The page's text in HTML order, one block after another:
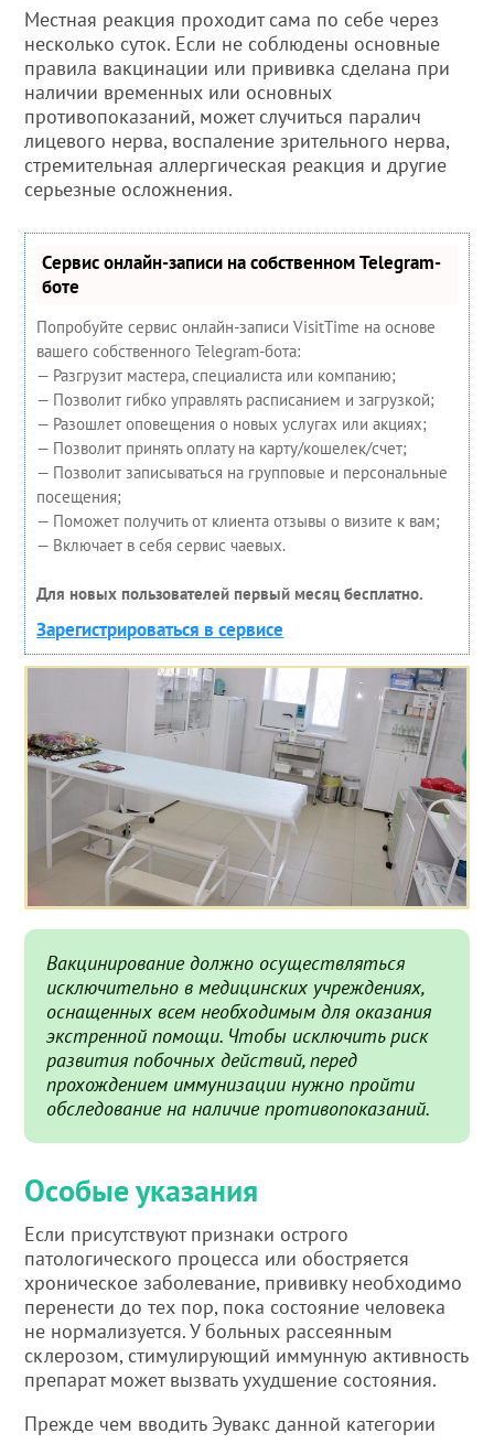
Местная реакция проходит сама по себе через
несколько суток. Если не соблюдены основные
правила вакцинации или прививка сделана при
наличии временных или основных
противопоказаний, может случиться паралич
лицевого нерва, воспаление зрительного нерва,
стремительная аллергическая реакция и другие
серьезные осложнения.
Сервис онлайн-записи на собственном Telegram-
боте
Попробуйте сервис онлайн-записи VisitTime на основе
вашего собственного Telegram-бота:
— Разгрузит мастера, специалиста или компанию;
— Позволит гибко управлять расписанием и загрузкой;
— Разошлет оповещения о новых услугах или акциях;
— Позволит принять оплату на карту/кошелек/счет;
— Позволит записываться на групповые и персональные
посещения;
— Поможет получить от клиента отзывы о визите к вам;
— Включает в себя сервис чаевых.
Для новых пользователей первый месяц бесплатно.
Зарегистрироваться в сервисе
Вакцинирование должно осуществляться
исключительно в медицинских учреждениях,
оснащенных всем необходимым для оказания
экстренной помощи. Чтобы исключить риск
развития побочных действий, перед
прохождением иммунизации нужно пройти
обследование на наличие противопоказаний.
Особые указания
Если присутствуют признаки острого
патологического процесса или обостряется
хроническое заболевание, прививку необходимо
перенести до тех пор, пока состояние человека
не нормализуется. У больных рассеянным
склерозом, стимулирующий иммунную активность
препарат может вызвать ухудшение состояния.
Прежде чем вводить Эувакс данной категории